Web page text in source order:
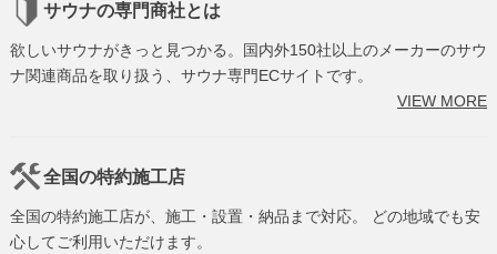
サウナの専門商社とは
欲しいサウナがきっと見つかる。国内外150社以上のメーカーのサウ
ナ関連商品を取り扱う、サウナ専門ECサイトです。
VIEW MORE
全国の特約施工店
全国の特約施工店が、施工・設置・納品まで対応。 どの地域でも安
心してご利用いただけます。